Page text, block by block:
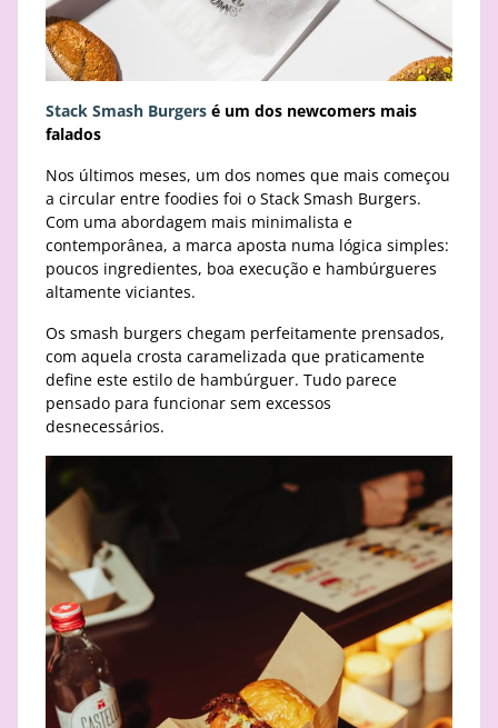
Stack Smash Burgers é um dos newcomers mais
falados
Nos últimos meses, um dos nomes que mais começou
a circular entre foodies foi o Stack Smash Burgers.
Com uma abordagem mais minimalista e
contemporânea, a marca aposta numa lógica simples:
poucos ingredientes, boa execução e hambúrgueres
altamente viciantes.
Os smash burgers chegam perfeitamente prensados,
com aquela crosta caramelizada que praticamente
define este estilo de hambúrguer. Tudo parece
pensado para funcionar sem excessos
desnecessários.